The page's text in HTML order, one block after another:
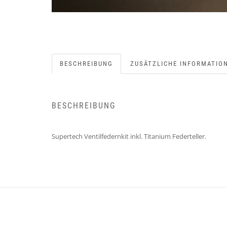
BESCHREIBUNG ZUSÄTZLICHE
BESCHREIBUNG
Supertech Ventilfedernkit inkl. Titanium Federteller.